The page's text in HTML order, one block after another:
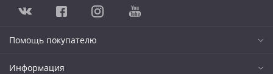
Помощь покупателю
Информация